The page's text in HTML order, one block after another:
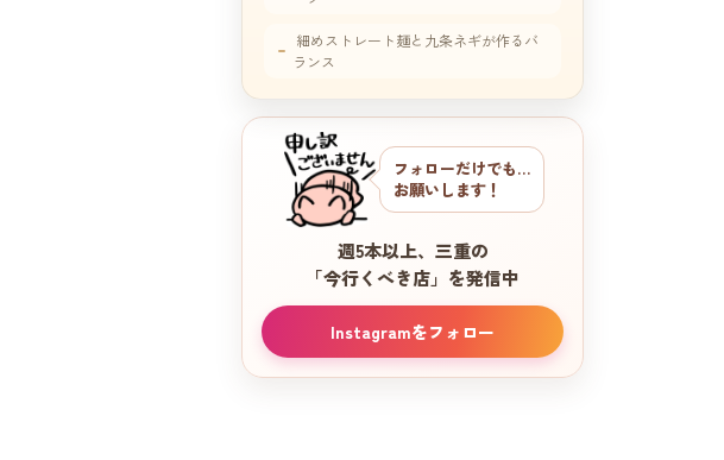
細めストレート麺と九条ネギが作るバ
ランス
らぁめんをおすすめしたい理由
深夜3時まで営業、締めの一杯に最適
彩らぁめんのメニュー一覧｜醤油・
塩・カレー・つけ麺まで勢ぞろい
店内の様子を紹介｜カウンター席から
ファミリー利用まで安心できる空間
フォローだけでも…
お願いします！
週5本以上、三重の
「今行くべき店」を発信中
Instagramをフォロー